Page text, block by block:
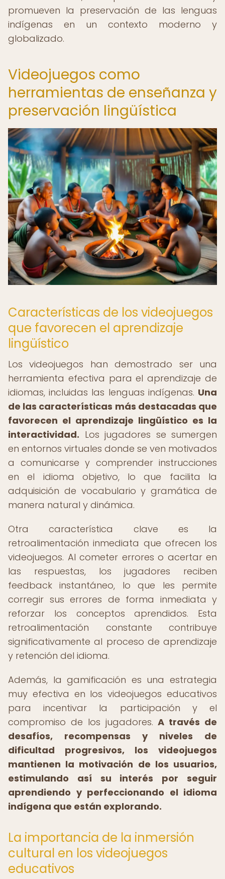
promueven la preservación de las lenguas
indígenas en un contexto moderno y
globalizado.
Videojuegos como
herramientas de enseñanza y
preservación lingüística
Características de los videojuegos
que favorecen el aprendizaje
lingüístico
Los videojuegos han demostrado ser una
herramienta efectiva para el aprendizaje de
idiomas, incluidas las lenguas indígenas. Una
de las características más destacadas que
favorecen el aprendizaje lingüístico es la
interactividad. Los jugadores se sumergen
en entornos virtuales donde se ven motivados
a comunicarse y comprender instrucciones
en el idioma objetivo, lo que facilita la
adquisición de vocabulario y gramática de
manera natural y dinámica.
Otra característica clave es la
retroalimentación inmediata que ofrecen los
videojuegos. Al cometer errores o acertar en
las respuestas, los jugadores reciben
feedback instantáneo, lo que les permite
corregir sus errores de forma inmediata y
reforzar los conceptos aprendidos. Esta
retroalimentación constante contribuye
significativamente al proceso de aprendizaje
y retención del idioma.
Además, la gamificación es una estrategia
muy efectiva en los videojuegos educativos
para incentivar la participación y el
compromiso de los jugadores.A través de
desafíos, recompensas y niveles de
dificultad progresivos, los videojuegos
mantienen la motivación de los usuarios,
estimulando así su interés por seguir
aprendiendo y perfeccionando el idioma
indígena que están explorando.
La importancia de la inmersión
cultural en los videojuegos
educativos